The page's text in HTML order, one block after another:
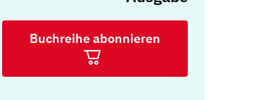
Buchreihe abonnieren